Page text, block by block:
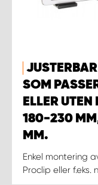
SOM
ELLER
180-230
MM.
Enkel montering
Proclip eller f.eks.